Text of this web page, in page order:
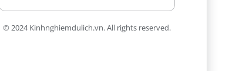
© 2024 Kinhnghiemdulich.vn. All rights reserved.